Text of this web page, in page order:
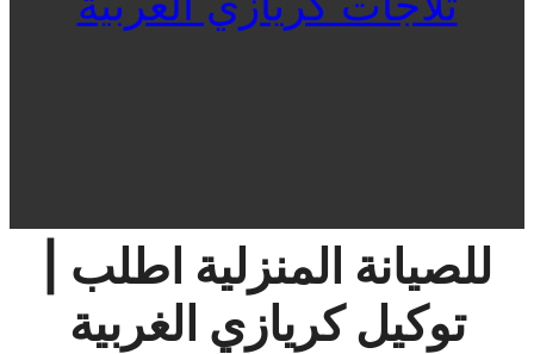
للصيانة المنزلية اطلب |
توكيل كريازي الغربية